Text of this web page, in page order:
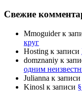
Свежие
Mmoguiderк
круг
Hosting к записи
domznaniy к
одним
Julianna к записи
Kinosl к записи